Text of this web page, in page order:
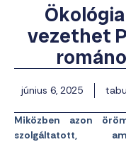
vezethet
június 6, 2025
Miközben azon
szolgáltatott,